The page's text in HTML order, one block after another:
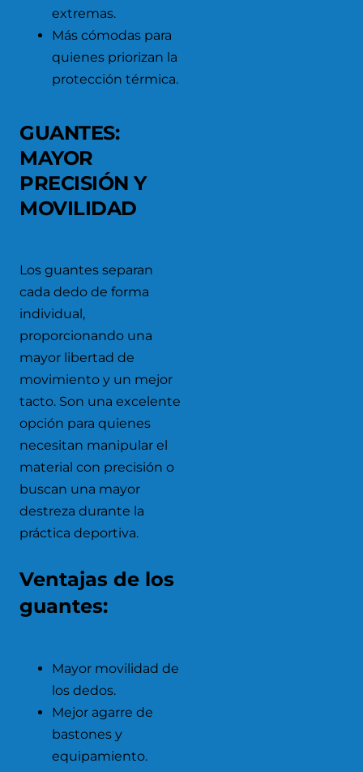
extremas.
Más cómodas para
quienes priorizan la
protección térmica.
GUANTES:
MAYOR
PRECISIÓN Y
MOVILIDAD
Los guantes separan
cada dedo de forma
individual,
proporcionando una
mayor libertad de
movimiento y un mejor
tacto. Son una excelente
opción para quienes
necesitan manipular el
material con precisión o
buscan una mayor
destreza durante la
práctica deportiva.
Ventajas de los
guantes:
Mayor movilidad de
los dedos.
Mejor agarre de
bastones y
equipamiento.